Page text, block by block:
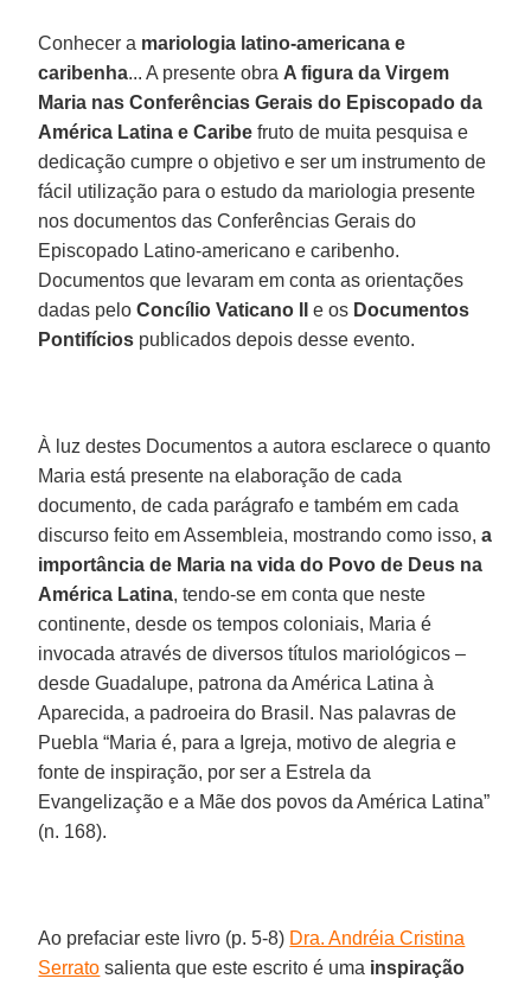
Conhecer a mariologia latino-americana e
caribenha... A presente obra A figura da Virgem
Maria nas Conferências Gerais do Episcopado da
América Latina e Caribe fruto de muita pesquisa e
dedicação cumpre o objetivo e ser um instrumento de
fácil utilização para o estudo da mariologia presente
nos documentos das Conferências Gerais do
Episcopado Latino-americano e caribenho.
Documentos que levaram em conta as orientações
dadas peloConcílio Vaticano II e os Documentos
Pontifícios publicados depois desse evento.
À luz destes Documentos a autora esclarece o quanto
Maria está presente na elaboração de cada
documento, de cada parágrafo e também em cada
discurso feito em Assembleia, mostrando como isso,a
importância de Maria na vida do Povo de Deus na
América Latina, tendo-se em conta que neste
continente, desde os tempos coloniais, Maria é
invocada através de diversos títulos mariológicos –
desde Guadalupe, patrona da América Latina à
Aparecida, a padroeira do Brasil. Nas palavras de
Puebla “Maria é, para a Igreja, motivo de alegria e
fonte de inspiração, por ser a Estrela da
Evangelização e a Mãe dos povos da América Latina”
(n. 168).
Ao prefaciar este livro (p. 5-8) Dra. Andréia Cristina
Serrato salienta que este escrito é uma inspiração